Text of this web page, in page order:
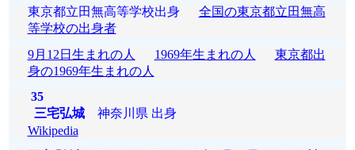
東京都立田無高等学校出身 全国の東京都立田無高
等学校の出身者
9月12日生まれの人
1969年生まれの人
東京都出
身の1969年生まれの人
35
三宅弘城神奈川県 出身
Wikipedia